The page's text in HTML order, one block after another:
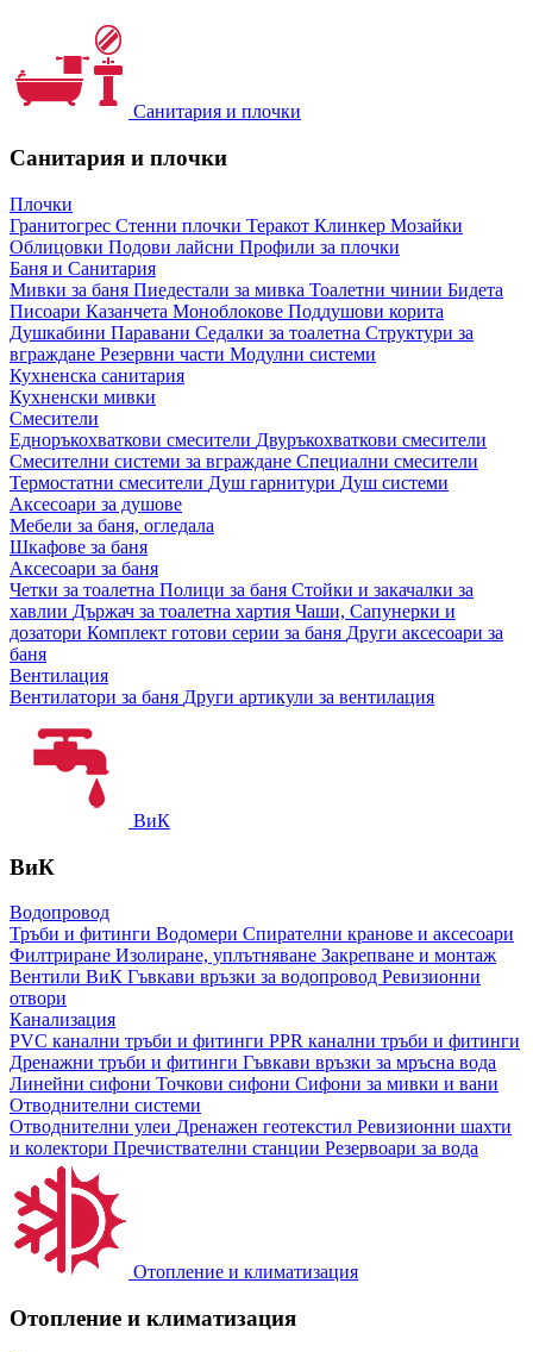
Санитария и плочки
Санитария и плочки
Плочки
Гранитогрес Стенни плочки Теракот Клинкер Мозайки
Облицовки Подови лайсни Профили за плочки
Баня и Санитария
Мивки за баня Пиедестали за мивка Тоалетни чинии Бидета
Писоари Казанчета Моноблокове Поддушови корита
Душкабини Паравани Седалки за тоалетна Структури за
вграждане Резервни части Модулни системи
Кухненска санитария
Кухненски мивки
Смесители
Едноръкохваткови смесители Двуръкохваткови смесители
Смесителни системи за вграждане Специални смесители
Термостатни смесители Душ гарнитури Душ системи
Аксесоари за душове
Мебели за баня, огледала
Шкафове за баня
Аксесоари за баня
Четки за тоалетна Полици за баня Стойки и закачалки за
хавлии Държач за тоалетна хартия Чаши, Сапунерки и
дозатори Комплект готови серии за баня Други аксесоари за
баня
Вентилация
Вентилатори за баня Други артикули за вентилация
ВиК
ВиК
Водопровод
Тръби и фитинги Водомери Спирателни кранове и аксесоари
Филтриране Изолиране, уплътняване Закрепване и монтаж
Вентили ВиК Гъвкави връзки за водопровод Ревизионни
отвори
Канализация
PVC канални тръби и фитинги PPR канални тръби и фитинги
Дренажни тръби и фитинги Гъвкави връзки за мръсна вода
Линейни сифони Точкови сифони Сифони за мивки и вани
Отводнителни системи
Отводнителни улеи Дренажен геотекстил Ревизионни шахти
и колектори Пречиствателни станции Резервоари за вода
Отопление и климатизация
Отопление и климатизация